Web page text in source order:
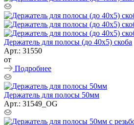
Держатель для полосы (до 40x5) скоба
Арт.: 31550
от
Подробнее
Держатель для полосы 50мм
Арт.: 31549_ОG